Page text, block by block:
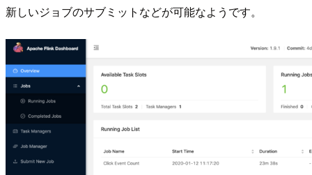
新しいジョブのサブミットなどが可能なようです。